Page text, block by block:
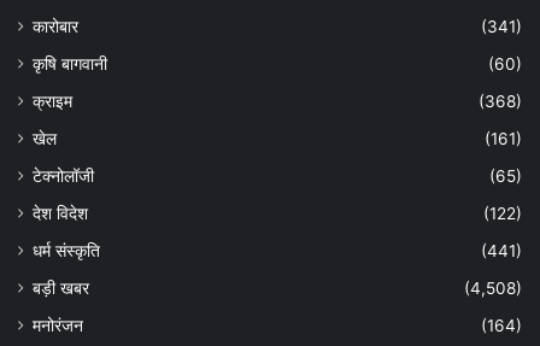
कारोबार
(341)
कृषि बागवानी
(60)
क्राइम
(368)
खेल
(161)
टेक्नोलॉजी
(65)
देश विदेश
(122)
धर्म संस्कृति
(441)
बड़ी खबर
(4,508)
मनोरंजन
(164)